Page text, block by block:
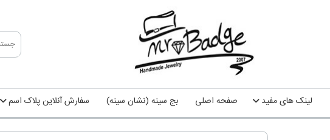
لینک های مفید صفحه اصلی بج سینه (نشان سینه) سفارش آنلاین پلاک اسم